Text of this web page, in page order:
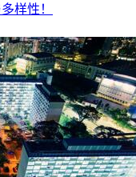
样性！